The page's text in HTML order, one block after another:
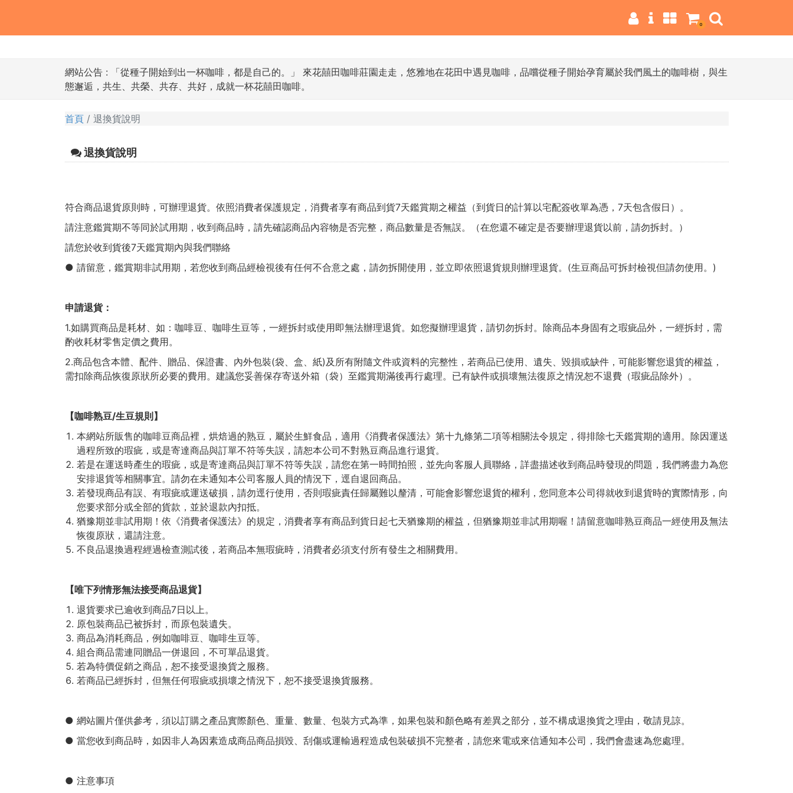
0
網站公告 :
「從種子開始到出一杯咖啡，都是自己的。」 來花囍田咖啡莊園走走，悠雅地在花田中遇見咖啡，品嚐從種子開始孕育屬於我們風土的咖啡樹，與生
態邂逅，共生、共榮、共存、共好，成就一杯花囍田咖啡。
首頁 退換貨說明
退換貨說明
符合商品退貨原則時，可辦理退貨。依照消費者保護規定，消費者享有商品到貨7天鑑賞期之權益（到貨日的計算以宅配簽收單為憑，7天包含假日）。
請注意鑑賞期不等同於試用期，收到商品時，請先確認商品內容物是否完整，商品數量是否無誤。（在您還不確定是否要辦理退貨以前，請勿拆封。）
請您於收到貨後7天鑑賞期內與我們聯絡
● 請留意，鑑賞期非試用期，若您收到商品經檢視後有任何不合意之處，請勿拆開使用，並立即依照退貨規則辦理退貨。(生豆商品可拆封檢視但請勿使用。)
申請退貨：
1.如購買商品是耗材、如：咖啡豆、咖啡生豆等，一經拆封或使用即無法辦理退貨。如您擬辦理退貨，請切勿拆封。除商品本身固有之瑕疵品外，一經拆封，需
酌收耗材零售定價之費用。
2.商品包含本體、配件、贈品、保證書、內外包裝(袋、盒、紙)及所有附隨文件或資料的完整性，若商品已使用、遺失、毀損或缺件，可能影響您退貨的權益，
需扣除商品恢復原狀所必要的費用。建議您妥善保存寄送外箱（袋）至鑑賞期滿後再行處理。已有缺件或損壞無法復原之情況恕不退費（瑕疵品除外）。
【咖啡熟豆/生豆規則】
本網站所販售的咖啡豆商品裡，烘焙過的熟豆，屬於生鮮食品，適用《消費者保護法》第十九條第二項等相關法令規定，得排除七天鑑賞期的適用。除因運送
過程所致的瑕疵，或是寄達商品與訂單不符等失誤，請恕本公司不對熟豆商品進行退貨。
若是在運送時產生的瑕疵，或是寄達商品與訂單不符等失誤，請您在第一時間拍照，並先向客服人員聯絡，詳盡描述收到商品時發現的問題，我們將盡力為您
安排退貨等相關事宜。請勿在未通知本公司客服人員的情況下，逕自退回商品。
若發現商品有誤、有瑕疵或運送破損，請勿逕行使用，否則瑕疵責任歸屬難以釐清，可能會影響您退貨的權利，您同意本公司得就收到退貨時的實際情形，向
您要求部分或全部的貨款，並於退款內扣抵。
猶豫期並非試用期！依《消費者保護法》的規定，消費者享有商品到貨日起七天猶豫期的權益，但猶豫期並非試用期喔！請留意咖啡熟豆商品一經使用及無法
恢復原狀，還請注意。
不良品退換過程經過檢查測試後，若商品本無瑕疵時，消費者必須支付所有發生之相關費用。
【唯下列情形無法接受商品退貨】
退貨要求已逾收到商品7日以上。
原包裝商品已被拆封，而原包裝遺失。
商品為消耗商品，例如咖啡豆、咖啡生豆等。
組合商品需連同贈品一併退回，不可單品退貨。
若為特價促銷之商品，恕不接受退換貨之服務。
若商品已經拆封，但無任何瑕疵或損壞之情況下，恕不接受退換貨服務。
● 網站圖片僅供參考，須以訂購之產品實際顏色、重量、數量、包裝方式為準，如果包裝和顏色略有差異之部分，並不構成退換貨之理由，敬請見諒。
● 當您收到商品時，如因非人為因素造成商品商品損毀、刮傷或運輸過程造成包裝破損不完整者，請您來電或來信通知本公司，我們會盡速為您處理。
● 注意事項